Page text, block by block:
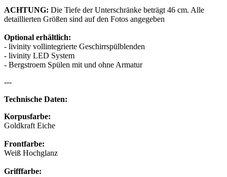
ACHTUNG: Die Tiefe der Unterschränke beträgt 46 cm. Alle
detaillierten Größen sind auf den Fotos angegeben
Optional erhältlich:
- livinity vollintegrierte Geschirrspülblenden
- livinity LED System
- Bergstroem Spülen mit und ohne Armatur
---
Technische Daten:
Korpusfarbe:
Goldkraft Eiche
Frontfarbe:
Weiß Hochglanz
Grifffarbe: